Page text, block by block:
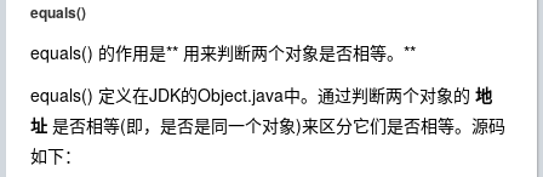
equals()
equals() 的作用是** 用来判断两个对象是否相等。**
equals() 定义在JDK的Object.java中。通过判断两个对象的 地
址 是否相等(即，是否是同一个对象)来区分它们是否相等。源码
如下：